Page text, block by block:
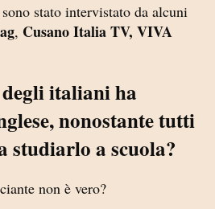
stato intervistato da alcuni
, Cusano Italia TV, VIVA
italiani ha
nonostante tutti
studiarlo a scuola?
non è vero?